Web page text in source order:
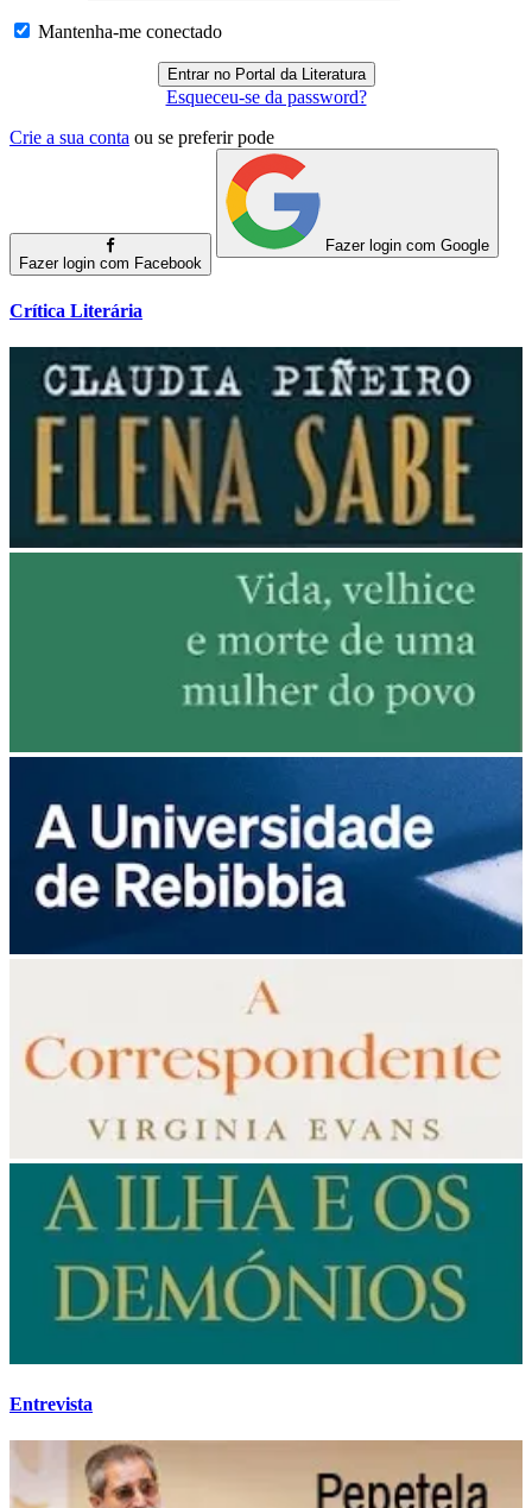
Mantenha-me conectado
Esqueceu-se da password?
Crie a sua conta ou se preferir pode
Fazer login com Facebook
Fazer login com Google
Crítica Literária
Entrevista